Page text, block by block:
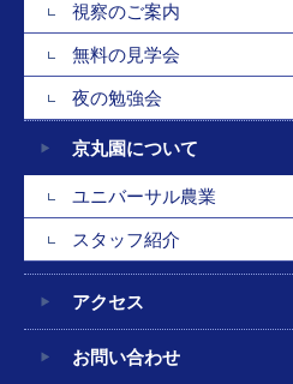
視察のご案内
無料の見学会
夜の勉強会
京丸園について
ユニバーサル農業
スタッフ紹介
アクセス
お問い合わせ